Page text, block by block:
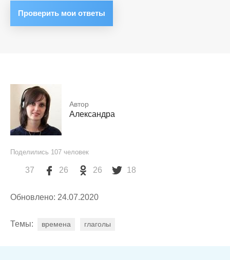
Автор
Александра
Поделились 107 человек
37 26 26 18
Обновлено: 24.07.2020
Темы: времена глаголы